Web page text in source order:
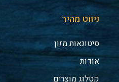
ניווט מהיר
סיטונאות מזון
אודות
קטלוג מוצרים